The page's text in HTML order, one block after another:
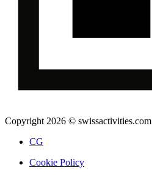
Copyright 2026 © swissactivities.com
CG
Cookie Policy